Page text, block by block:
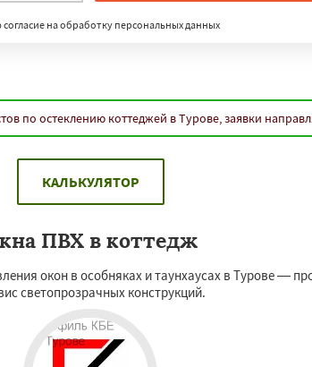
на обработку персональных данных
по остеклению коттеджей в Турове, заявки
КАЛЬКУЛЯТОР
ПВХ в коттедж
окон в особняках и таунхаусах в Турове —
светопрозрачных конструкций.